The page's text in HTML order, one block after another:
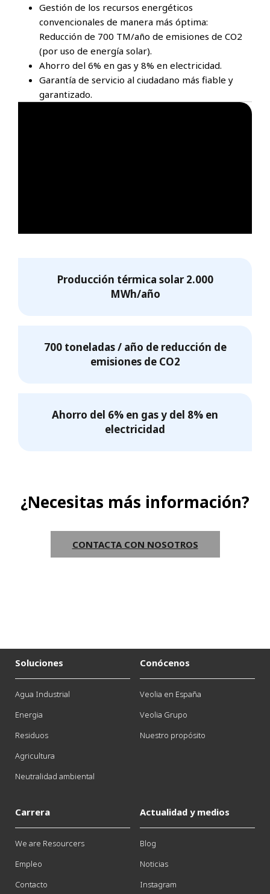
Gestión de los recursos energéticos
convencionales de manera más óptima:
Reducción de 700 TM/año de emisiones de CO2
(por uso de energía solar).
Ahorro del 6% en gas y 8% en electricidad.
Garantía de servicio al ciudadano más fiable y
garantizado.
Producción térmica solar 2.000
MWh/año
700 toneladas / año de reducción de
emisiones de CO2
Ahorro del 6% en gas y del 8% en
electricidad
¿Necesitas más información?
CONTACTA CON NOSOTROS
Soluciones
Agua Industrial
Energia
Residuos
Agricultura
Neutralidad ambiental
Conócenos
Veolia en España
Veolia Grupo
Nuestro propósito
Carrera
We are Resourcers
Empleo
Contacto
Actualidad y medios
Blog
Noticias
Instagram